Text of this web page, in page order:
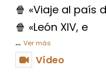
🍿 «Viaje al país
🍿 «León XIV, e
... Ver más
Vídeo